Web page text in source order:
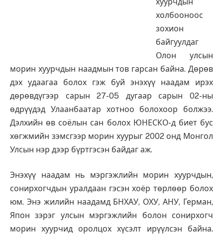
холбооноос
зохион
байгуулдаг
Олон улсын
морин хуурчдын наадмын тов гарсан байна. Дөрөв
дэх удаагаа болох гэж буй энэхүү наадам ирэх
дөрөвдүгээр сарын 27-05 дугаар сарын 02-ны
өдрүүдэд Улаанбаатар хотноо болохоор болжээ.
Дэлхийн өв соёлын сан болох ЮНЕСКО-д биет бус
хөгжмийн зэмсгээр морин хуурыг 2002 онд Монгол
Улсын нэр дээр бүртгэсэн байдаг аж.
Энэхүү наадам нь мэргэжлийн морин хуурчдын,
сонирхогчдын уралдаан гэсэн хоёр төрлөөр болох
юм. Энэ жилийн наадамд БНХАУ, ОХУ, АНУ, Герман,
Япон зэрэг улсын мэргэжлийн болон сонирхогч
морин хуурчид оролцох хүсэлт ирүүлсэн байна.